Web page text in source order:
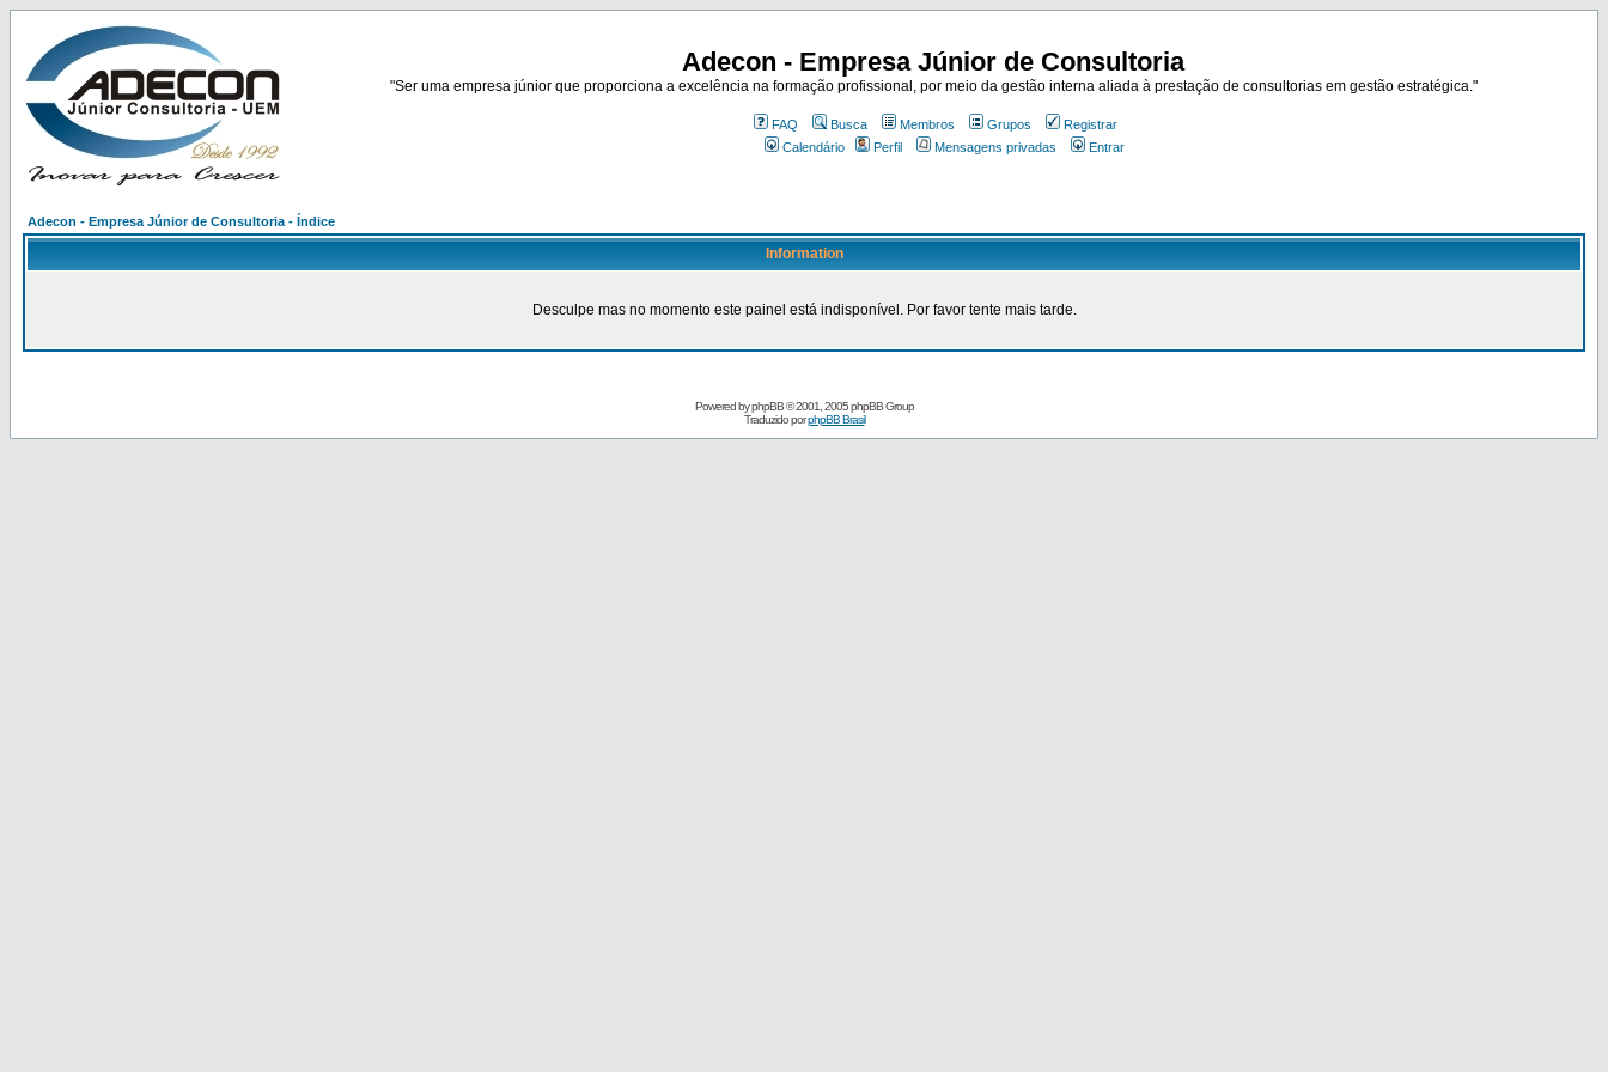
Adecon - Empresa Júnior de Consultoria
"Ser uma empresa júnior que proporciona a excelência na formação profissional, por meio da gestão interna aliada à prestação de consultorias em gestão estratégica."
FAQ Busca Membros Grupos
Registrar
Calendário
Perfil Mensagens privadas Entrar
Adecon - Empresa Júnior de Consultoria - Índice
Information
Desculpe mas no momento este painel está indisponível. Por favor tente mais tarde.
Powered byphpBB© 2001, 2005 phpBB Group
Traduzido porphpBB Brasil